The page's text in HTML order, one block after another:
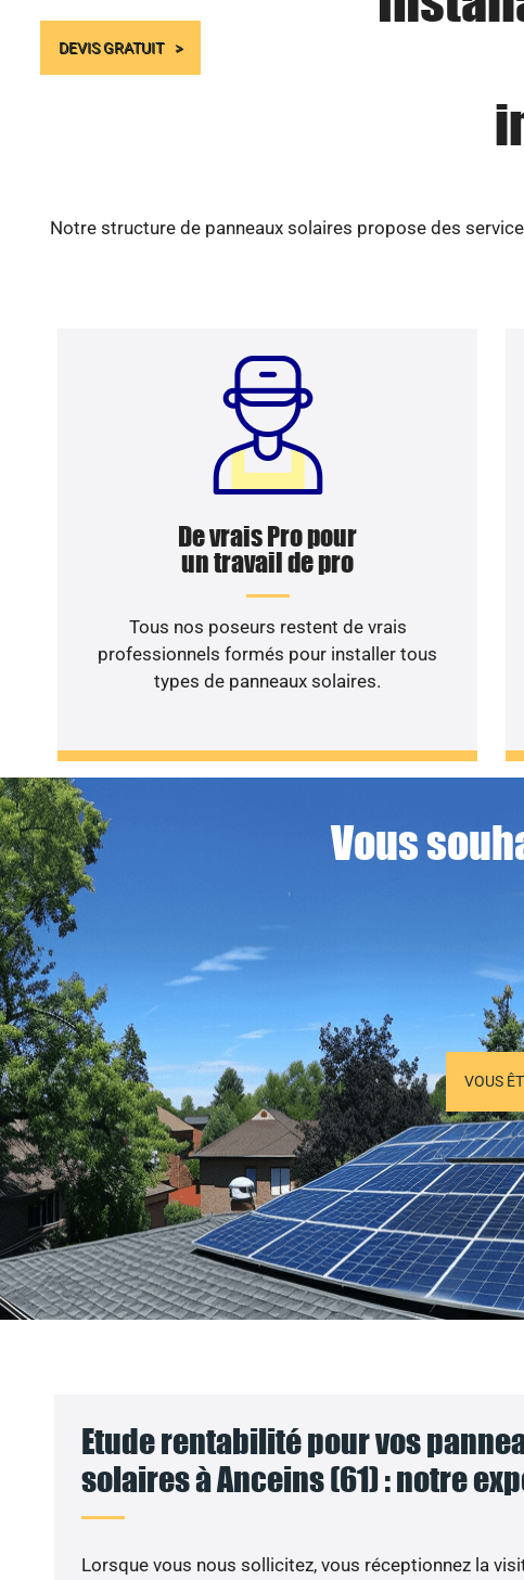
DEVIS GRATUIT
Notre structure de panneaux solaires propose des
De vrais Pro pour
un travail de pro
Tous nos poseurs restent de vrais
professionnels formés pour installer tous
types de panneaux solaires.
Vous
VOUS
Etude rentabilité pour vos
solaires à Anceins (61) : notre
Lorsque vous nous sollicitez, vous réceptionnez la